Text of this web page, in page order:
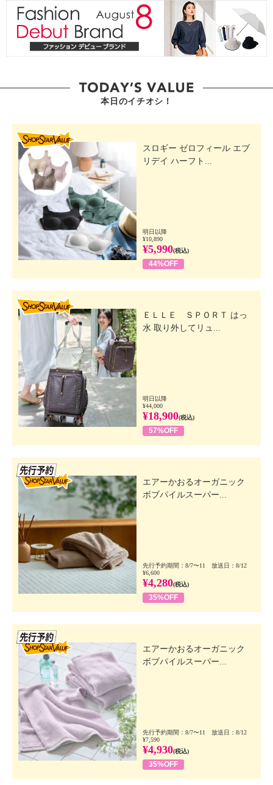
本日のイチオシ！
スロギー ゼロフィール エブ
リデイ ハーフト...
明日以降
¥10,890
¥5,990(税込)
44%OFF
ＥＬＬＥ ＳＰＯＲＴ はっ
水 取り外してリュ...
明日以降
¥44,000
¥18,900(税込)
57%OFF
エアーかおるオーガニック
ボブパイルスーパー...
先行予約期間：8/7〜11 放送日：8/12
¥6,600
¥4,280(税込)
35%OFF
エアーかおるオーガニック
ボブパイルスーパー...
先行予約期間：8/7〜11 放送日：8/12
¥7,590
¥4,930(税込)
35%OFF